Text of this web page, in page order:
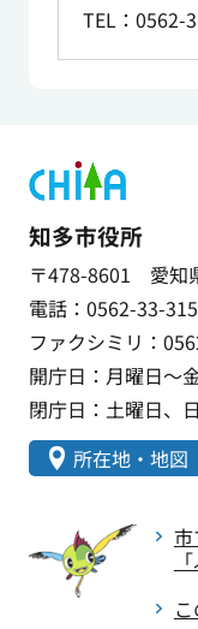
TEL：0562-
知多市役所
〒478-8601 愛知
電話：0562-33-
ファクシミリ：
開庁日：月曜日～
閉庁日：土曜日、
所在地・地図